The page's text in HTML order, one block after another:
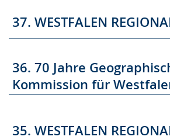
37. WESTFALEN
36. 70 Jahre
Kommission für
35. WESTFALEN